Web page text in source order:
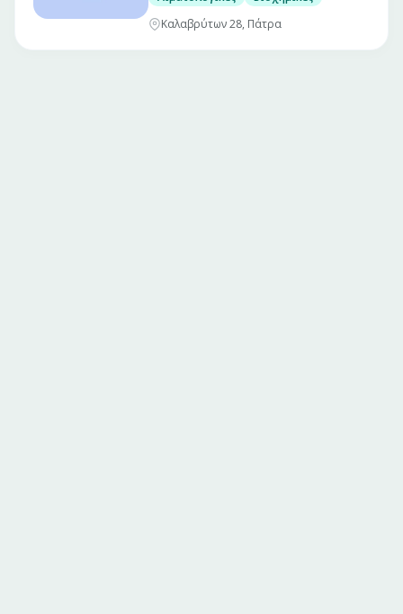
Καλαβρύτων 28, Πάτρα